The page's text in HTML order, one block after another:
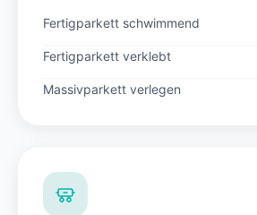
Fertigparkett schwimmend
Fertigparkett verklebt
Massivparkett verlegen